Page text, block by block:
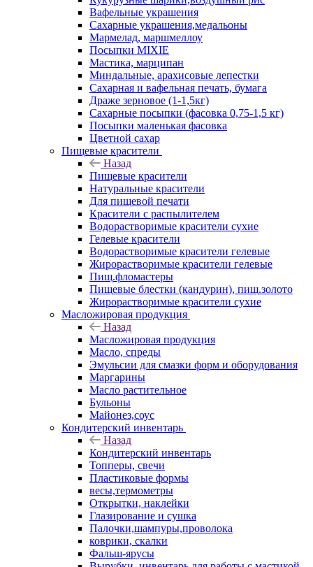
Вафельные украшения
Сахарные украшения,медальоны
Мармелад, маршмеллоу
Посыпки MIXIE
Мастика, марципан
Миндальные, арахисовые лепестки
Сахарная и вафельная печать, бумага
Драже зерновое (1-1,5кг)
Сахарные посыпки (фасовка 0,75-1,5 кг)
Посыпки маленькая фасовка
Цветной сахар
Пищевые красители
Назад
Пищевые красители
Натуральные красители
Для пищевой печати
Красители с распылителем
Водорастворимые красители сухие
Гелевые красители
Водорастворимые красители гелевые
Жирорастворимые красители гелевые
Пищ.фломастеры
Пищевые блестки (кандурин), пищ.золото
Жирорастворимые красители сухие
Масложировая продукция
Назад
Масложировая продукция
Масло, спреды
Эмульсии для смазки форм и оборудования
Маргарины
Масло растительное
Бульоны
Майонез,соус
Кондитерский инвентарь
Назад
Кондитерский инвентарь
Топперы, свечи
Пластиковые формы
весы,термометры
Открытки, наклейки
Глазирование и сушка
Палочки,шампуры,проволока
коврики, скалки
Фальш-ярусы